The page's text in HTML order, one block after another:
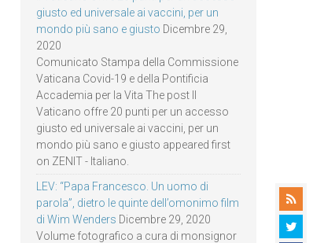
giusto ed universale ai vaccini, per un
mondo più sano e giusto Dicembre 29,
2020
Comunicato Stampa della Commissione
Vaticana Covid-19 e della Pontificia
Accademia per la Vita The post Il
Vaticano offre 20 punti per un accesso
giusto ed universale ai vaccini, per un
mondo più sano e giusto appeared first
on ZENIT - Italiano.
LEV: “Papa Francesco. Un uomo di
parola”, dietro le quinte dell’omonimo film
di Wim Wenders Dicembre 29, 2020
Volume fotografico a cura di monsignor